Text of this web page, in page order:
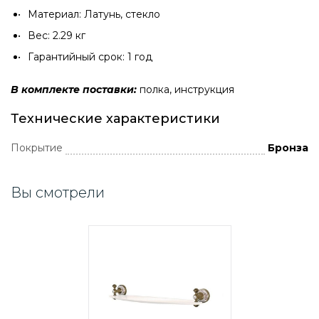
Материал: Латунь, стекло
Вес: 2.29 кг
Гарантийный срок: 1 год
В комплекте поставки: полка, инструкция
Технические характеристики
Покрытие Бронза
Вы смотрели